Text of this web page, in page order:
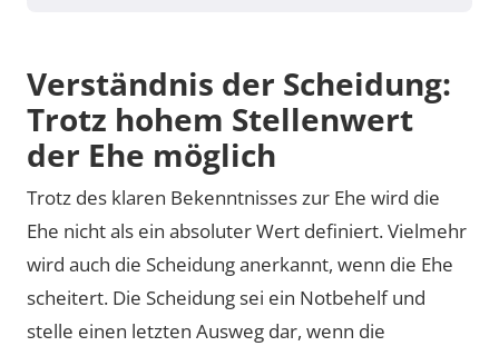
Verständnis der Scheidung:
Trotz hohem Stellenwert
der Ehe möglich
Trotz des klaren Bekenntnisses zur Ehe wird die
Ehe nicht als ein absoluter Wert definiert. Vielmehr
wird auch die Scheidung anerkannt, wenn die Ehe
scheitert. Die Scheidung sei ein Notbehelf und
stelle einen letzten Ausweg dar, wenn die